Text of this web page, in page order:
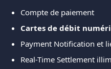
Compte de paiement
Cartes de débit
Payment Notification et
Real-Time Settlement